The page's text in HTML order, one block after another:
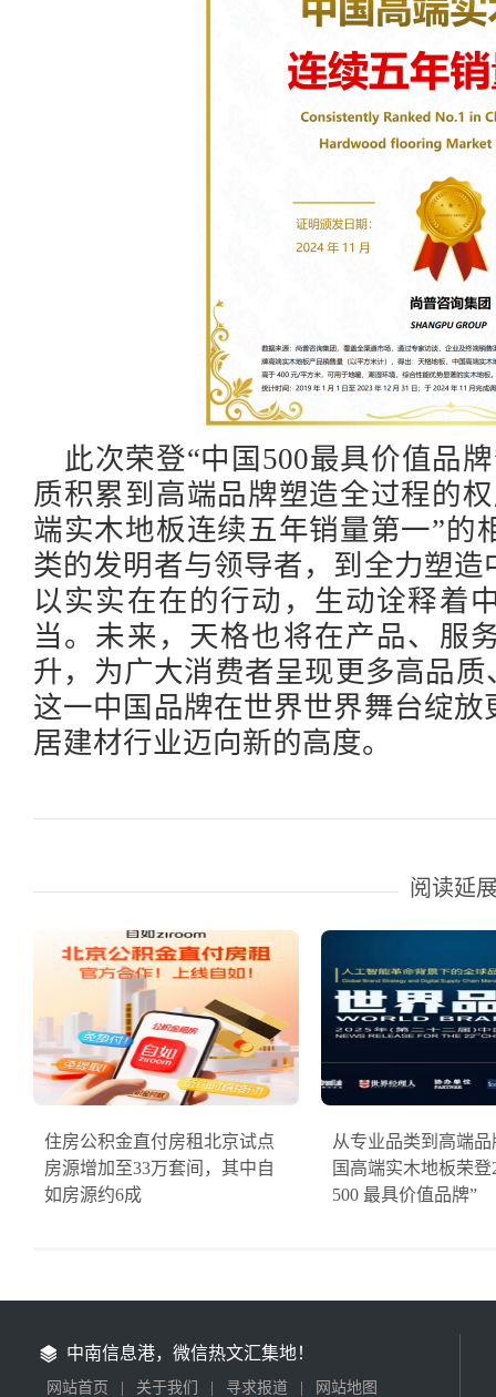
此次荣登“中国500最具价值品
质积累到高端品牌塑造全过程的
端实木地板连续五年销量第一”的
类的发明者与领导者，到全力塑
以实实在在的行动，生动诠释着
当。未来，天格也将在产品、服
升，为广大消费者呈现更多高品
这一中国品牌在世界世界舞台绽
居建材行业迈向新的高度。
阅读延
住房公积金直付房租北京试点
房源增加至33万套间，其中自
如房源约6成
从专业品类到高端品
国高端实木地板荣登
500 最具价值品牌”
中南信息港，微信热文汇集地！
网站首页 关于我们 寻求报道
网站地图